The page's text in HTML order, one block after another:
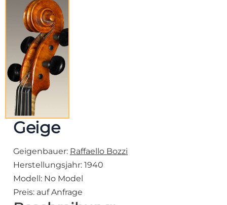
Geige
Geigenbauer: Raffaello Bozzi
Herstellungsjahr: 1940
Modell: No Model
Preis: auf Anfrage